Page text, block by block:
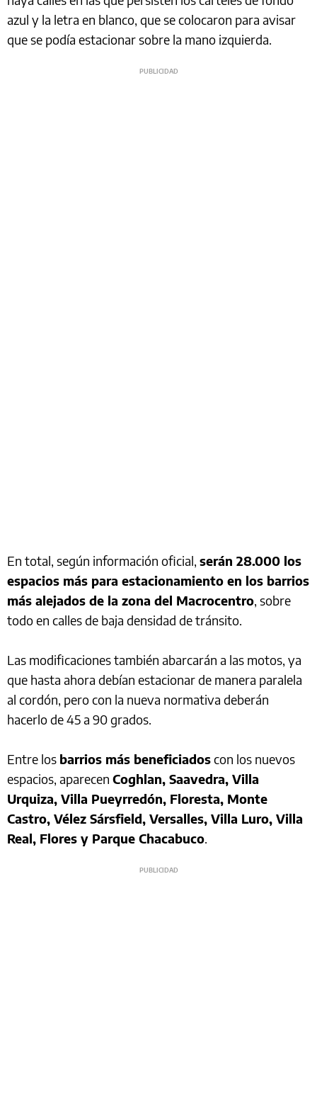
azul y la letra en blanco, que se colocaron para avisar
que se podía estacionar sobre la mano izquierda.
En total, según información oficial, serán 28.000 los
espacios más para estacionamiento en los barrios
más alejados de la zona del Macrocentro, sobre
todo en calles de baja densidad de tránsito.
Las modificaciones también abarcarán a las motos, ya
que hasta ahora debían estacionar de manera paralela
al cordón, pero con la nueva normativa deberán
hacerlo de 45 a 90 grados.
Entre los barrios más beneficiadoscon los nuevos
espacios, aparecen Coghlan, Saavedra, Villa
Urquiza, Villa Pueyrredón, Floresta, Monte
Castro, Vélez Sársfield, Versalles, Villa Luro, Villa
Real, Flores y Parque Chacabuco.